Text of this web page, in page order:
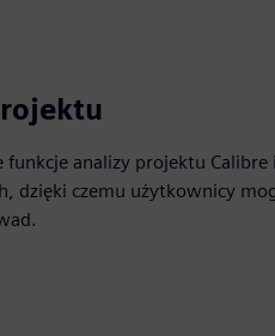
analizy projektu Calibre i
dzięki czemu użytkownicy